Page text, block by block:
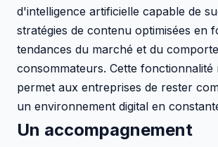
d'intelligence artificielle capable de
stratégies de contenu optimisées en
tendances du marché et du
consommateurs. Cette fonctionnalité
permet aux entreprises de rester
un environnement digital en
Un accompagnement